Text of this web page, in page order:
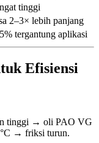
tinggi
2–3× lebih panjang
tergantung aplikasi
Efisiensi
tinggi → oli PAO VG
→ friksi turun.